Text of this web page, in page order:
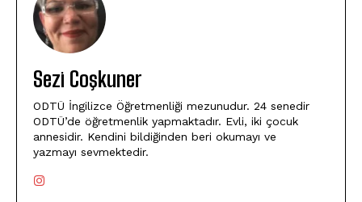
Sezi Coşkuner
ODTÜ İngilizce Öğretmenliği mezunudur. 24 senedir
ODTÜ’de öğretmenlik yapmaktadır. Evli, iki çocuk
annesidir. Kendini bildiğinden beri okumayı ve
yazmayı sevmektedir.